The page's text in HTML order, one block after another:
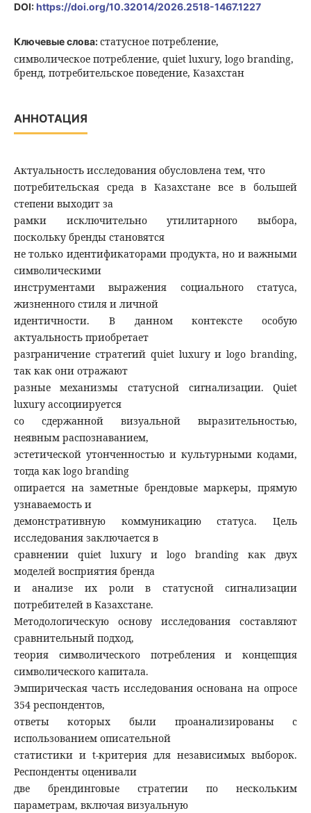
DOI:https://doi.org/10.32014/2026.2518-1467.1227
Ключевые слова:статусное потребление,
символическое потребление, quiet luxury, logo branding,
бренд, потребительское поведение, Казахстан
АННОТАЦИЯ
Актуальность исследования обусловлена тем, что
потребительская среда в Казахстане все в большей
степени выходит за
рамки исключительно утилитарного выбора,
поскольку бренды становятся
не только идентификаторами продукта, но и важными
символическими
инструментами выражения социального статуса,
жизненного стиля и личной
идентичности. В данном контексте особую
актуальность приобретает
разграничение стратегий quiet luxury и logo branding,
так как они отражают
разные механизмы статусной сигнализации. Quiet
luxury ассоциируется
со сдержанной визуальной выразительностью,
неявным распознаванием,
эстетической утонченностью и культурными кодами,
тогда как logo branding
опирается на заметные брендовые маркеры, прямую
узнаваемость и
демонстративную коммуникацию статуса. Цель
исследования заключается в
сравнении quiet luxury и logo branding как двух
моделей восприятия бренда
и анализе их роли в статусной сигнализации
потребителей в Казахстане.
Методологическую основу исследования составляют
сравнительный подход,
теория символического потребления и концепция
символического капитала.
Эмпирическая часть исследования основана на опросе
354 респондентов,
ответы которых были проанализированы с
использованием описательной
статистики и t-критерия для независимых выборок.
Респонденты оценивали
две брендинговые стратегии по нескольким
параметрам, включая визуальную